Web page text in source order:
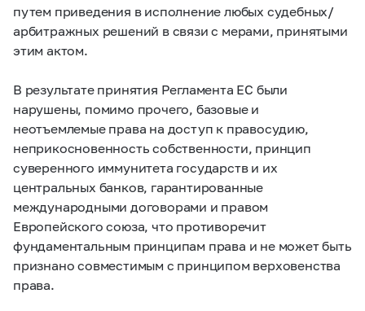
путем приведения в исполнение любых судебных/
арбитражных решений в связи с мерами, принятыми
этим актом.
В результате принятия Регламента ЕС были
нарушены, помимо прочего, базовые и
неотъемлемые права на доступ к правосудию,
неприкосновенность собственности, принцип
суверенного иммунитета государств и их
центральных банков, гарантированные
международными договорами и правом
Европейского союза, что противоречит
фундаментальным принципам права и не может быть
признано совместимым с принципом верховенства
права.